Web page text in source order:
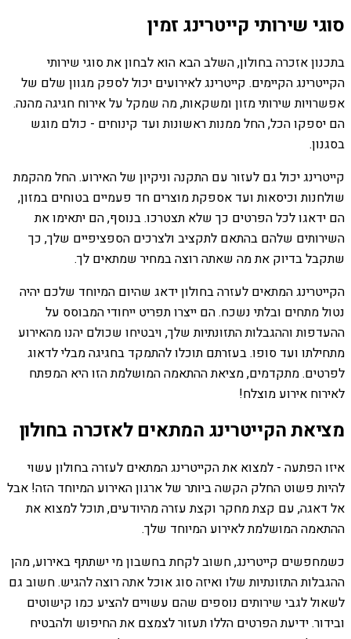
סוגי שירותי קייטרינג זמין
בתכנון אזכרה בחולון, השלב הבא הוא לבחון את סוגי שירותי
הקייטרינג הקיימים. קייטרינג לאירועים יכול לספק מגוון שלם של
אפשרויות שירותי מזון ומשקאות, מה שמקל על אירוח חגיגה מהנה.
הם יספקו הכל, החל ממנות ראשונות ועד קינוחים - כולם מוגש
בסגנון.
קייטרינג יכול גם לעזור עם התקנה וניקיון של האירוע. החל מהקמת
שולחנות וכיסאות ועד אספקת מוצרים חד פעמיים בטוחים במזון,
הם ידאגו לכל הפרטים כך שלא תצטרכו. בנוסף, הם יתאימו את
השירותים שלהם בהתאם לתקציב ולצרכים הספציפיים שלך, כך
שתקבל בדיוק את מה שאתה רוצה במחיר שמתאים לך.
הקייטרינג המתאים לעזרה בחולון ידאג שהיום המיוחד שלכם יהיה
נטול מתחים ובלתי נשכח. הם ייצרו תפריט ייחודי המבוסס על
ההעדפות וההגבלות התזונתיות שלך, ויבטיחו שכולם יהנו מהאירוע
מתחילתו ועד סופו. בעזרתם תוכלו להתמקד בחגיגה מבלי לדאוג
לפרטים. מתקדמים, מציאת ההתאמה המושלמת הזו היא המפתח
לאירוח אירוע מוצלח!
מציאת הקייטרינג המתאים לאזכרה בחולון
איזו הפתעה - למצוא את הקייטרינג המתאים לעזרה בחולון עשוי
להיות פשוט החלק הקשה ביותר של ארגון האירוע המיוחד הזה! אבל
אל דאגה, עם קצת מחקר וקצת עזרה מהיודעים, תוכל למצוא את
ההתאמה המושלמת לאירוע המיוחד שלך.
כשמחפשים קייטרינג, חשוב לקחת בחשבון מי ישתתף באירוע, מהן
ההגבלות התזונתיות שלו ואיזה סוג אוכל אתה רוצה להגיש. חשוב גם
לשאול לגבי שירותים נוספים שהם עשויים להציע כמו קישוטים
ובידור. ידיעת הפרטים הללו תעזור לצמצם את החיפוש ולהבטיח